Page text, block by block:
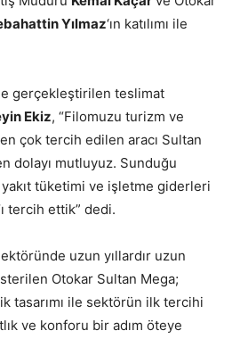
Yılmaz‘ın katılımı ile
gerçekleştirilen teslimat
Ekiz, “Filomuzu turizm ve
en çok tercih edilen aracı Sultan
dolayı mutluyuz. Sunduğu
tüketimi ve işletme giderleri
tercih ettik” dedi.
uzun yıllardır uzun
Otokar Sultan Mega;
tasarımı ile sektörün ilk tercihi
ve konforu bir adım öteye